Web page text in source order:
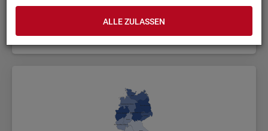
ALLE ZULASSEN
Politische Gebietsstruktur